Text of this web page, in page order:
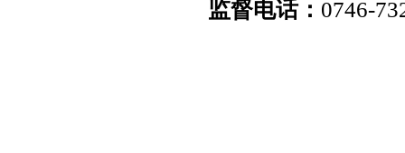
监督电话： 0746-